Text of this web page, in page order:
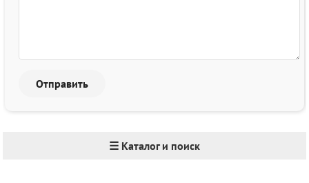
☰ Каталог и поиск